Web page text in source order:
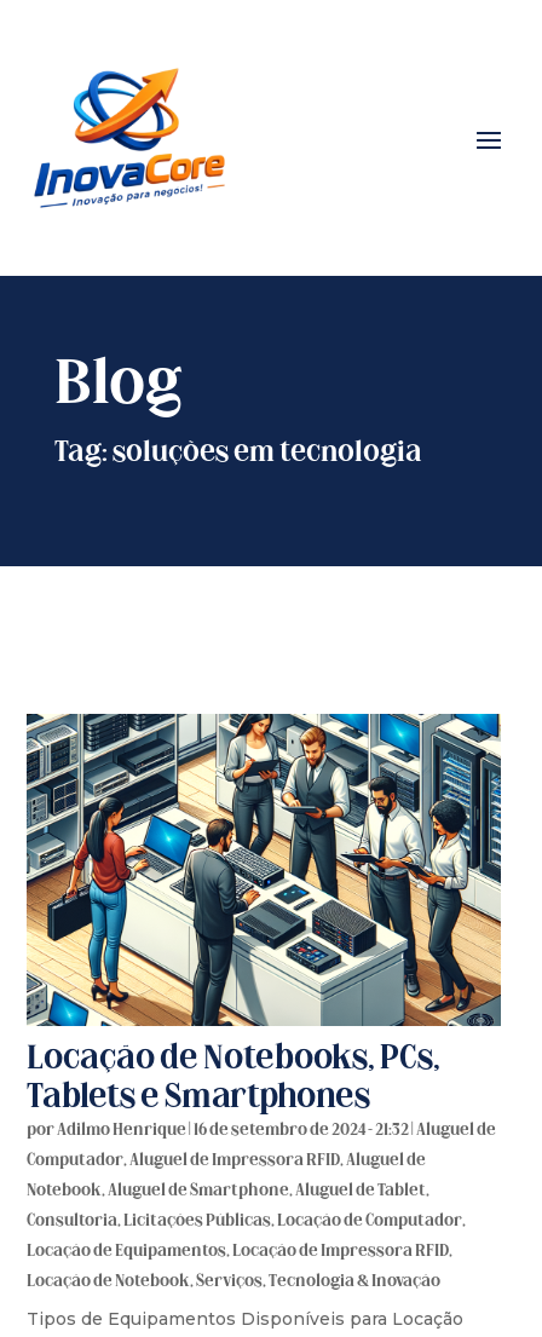
Blog
Tag: soluções em tecnologia
Locação de Notebooks, PCs,
Tablets e Smartphones
porAdilmo Henrique| 16 de setembro de 2024 - 21:32|Aluguel de
Computador,Aluguel de Impressora RFID,Aluguel de
Notebook,Aluguel de Smartphone,Aluguel de Tablet,
Consultoria,Licitações Públicas,Locação de Computador,
Locação de Equipamentos,Locação de Impressora RFID,
Locação de Notebook,Serviços,Tecnologia & Inovação
Tipos de Equipamentos Disponíveis para Locação